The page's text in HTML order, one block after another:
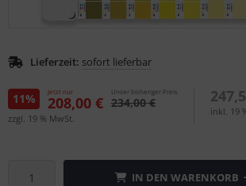
Lieferzeit: sofort lieferbar
Jetzt nur
208,00 €
Unser bisheriger Preis
234,00 €
11%
zzgl. 19 % MwSt.
inkl. 19
IN DEN WARENKORB